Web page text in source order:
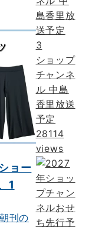
ョー
1
3
ショップ
チャンネ
ル 中島
香里放送
予定
28114
views